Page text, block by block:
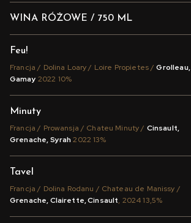
WINA RÓŻOWE / 750 ML
Feu!
Francja / Dolina Loary / Loire Propietes /Grolleau,
Gamay 2022 10%
Minuty
Francja / Prowansja / Chateu Minuty / Cinsault,
Grenache, Syrah 2022 13%
Tavel
Francja / Dolina Rodanu / Chateau de Manissy /
Grenache, Clairette, Cinsault, 2024 13,5%